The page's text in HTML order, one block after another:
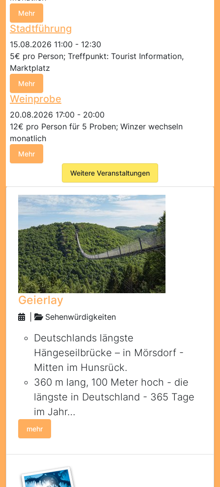
Mehr
Stadtführung
15.08.2026 11:00 - 12:30
5€ pro Person; Treffpunkt: Tourist Information,
Marktplatz
Mehr
Weinprobe
20.08.2026 17:00 - 20:00
12€ pro Person für 5 Proben; Winzer wechseln
monatlich
Mehr
Weitere Veranstaltungen
Geierlay
Sehenwürdigkeiten
Deutschlands längste
Hängeseilbrücke – in Mörsdorf -
Mitten im Hunsrück.
360 m lang, 100 Meter hoch - die
längste in Deutschland - 365 Tage
im Jahr…
mehr